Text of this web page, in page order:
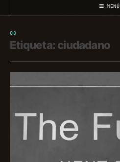
MENÚ
Etiqueta: ciudadano